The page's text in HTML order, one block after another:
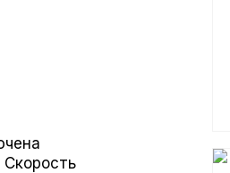
Скорость